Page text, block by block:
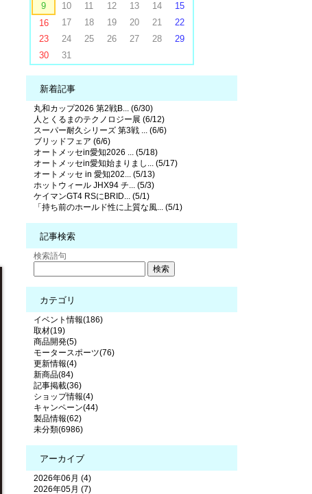
9
10 11 12 13 14
15
16
17 18 19 20 21
22
23
24 25 26 27 28
29
30
31
新着記事
丸和カップ2026 第2戦B... (6/30)
人とくるまのテクノロジー展 (6/12)
スーパー耐久シリーズ 第3戦 ... (6/6)
ブリッドフェア (6/6)
オートメッセin愛知2026 ... (5/18)
オートメッセin愛知始まりまし... (5/17)
オートメッセ in 愛知202... (5/13)
ホットウィール JHX94 チ... (5/3)
ケイマンGT4 RSにBRID... (5/1)
「持ち前のホールド性に上質な風... (5/1)
記事検索
検索語句
カテゴリ
イベント情報(186)
取材(19)
商品開発(5)
モータースポーツ(76)
更新情報(4)
新商品(84)
記事掲載(36)
ショップ情報(4)
キャンペーン(44)
製品情報(62)
未分類(6986)
アーカイブ
2026年06月 (4)
2026年05月 (7)